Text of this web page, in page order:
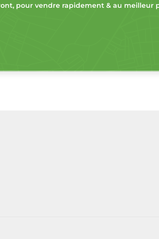
pour vendre rapidement & au meilleur